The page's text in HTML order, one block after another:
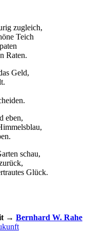
zugleich,
Teich
Raten.
Geld,
eben,
schau,
Glück.
→ Bernhard W. Rahe